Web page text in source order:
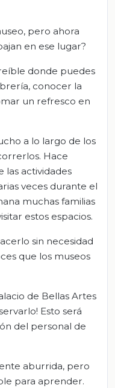
pero ahora
en ese lugar?
donde puedes
conocer la
un refresco en
a lo largo de los
Hace
actividades
veces durante el
muchas familias
estos espacios.
sin necesidad
que los museos
de Bellas Artes
Esto será
del personal de
aburrida, pero
para aprender.